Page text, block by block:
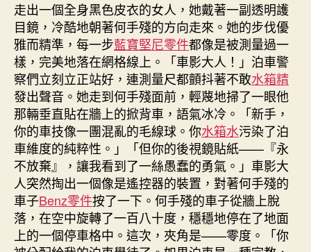
走出一個全身黑色皮衣的女人，她戴著一副透明護
目鏡，冷酷地朝著何手殘的方向走來。她的步伐優
雅而精準，每一步藍寶堅尼零件都像是被測量過一
樣，完美地落在網格線上。「車影大人！」泊車警
察們立刻立正站好，連測量尺都顫抖著不敢水箱精
發出聲音。她走到何手殘面前，輕蔑地掃了一眼他
那輛垂直貼在牆上的掀背車，語氣冰冷。「新手，
你的車技像一團混亂的毛線球。你水箱水污染了泊
車維度的純粹性。」「但你的後視鏡貼紙——『永
不放棄』，讓我看到了一絲愚蠢的勇氣。」車影大
人突然掏出一個像是遙控器的裝置，對著何手殘的
車子Benz零件按了一下。何手殘的車子從牆上脫
落，在空中旋轉了一百八十度，穩穩地停在了地面
上的一個停車格中。這次，夾角是——零度。「你